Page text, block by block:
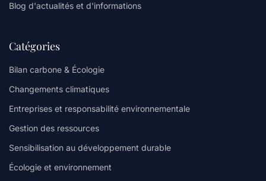
Blog d'actualités et d'informations
Catégories
Bilan carbone & Écologie
Changements climatiques
Entreprises et responsabilité environnementale
Gestion des ressources
Sensibilisation au développement durable
Écologie et environnement